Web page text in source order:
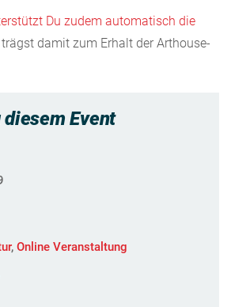
Du zudem automatisch die
damit zum Erhalt der Arthouse-
Event
, Online Veranstaltung